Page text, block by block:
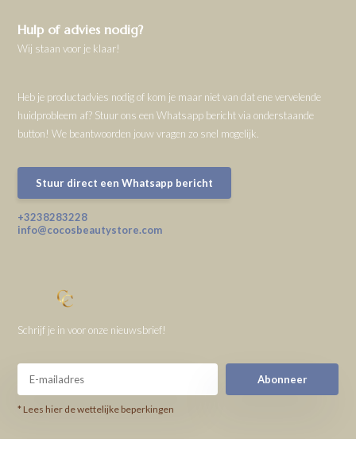
Hulp of advies nodig?
Wij staan voor je klaar!
Heb je productadvies nodig of kom je maar niet van dat ene vervelende
huidprobleem af? Stuur ons een Whatsapp bericht via onderstaande
button! We beantwoorden jouw vragen zo snel mogelijk.
Stuur direct een Whatsapp bericht
+3238283228
info@cocosbeautystore.com
Schrijf je in voor onze nieuwsbrief!
Abonneer
* Lees hier de wettelijke beperkingen